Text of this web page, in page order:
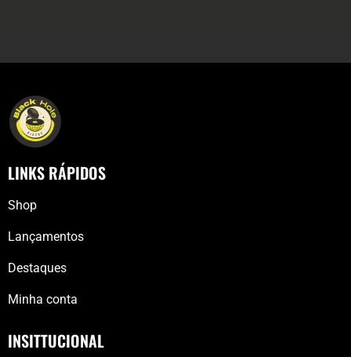
LINKS RÁPIDOS
Shop
Lançamentos
Destaques
Minha conta
INSITTUCIONAL